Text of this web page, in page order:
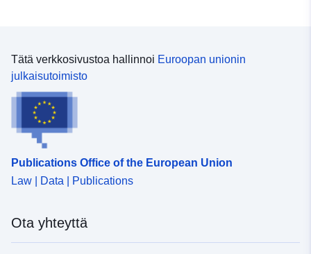
Spatiaalinen
resurssi:
Tunnisteet:
120066022-wxs-20673f8a-
uriRef:
120066022-srv-b7835315-ffd5-
Tätä verkkosivustoa hallinnoi Euroopan unionin
julkaisutoimisto
Publications Office of the European Union
Law | Data | Publications
Ota yhteyttä